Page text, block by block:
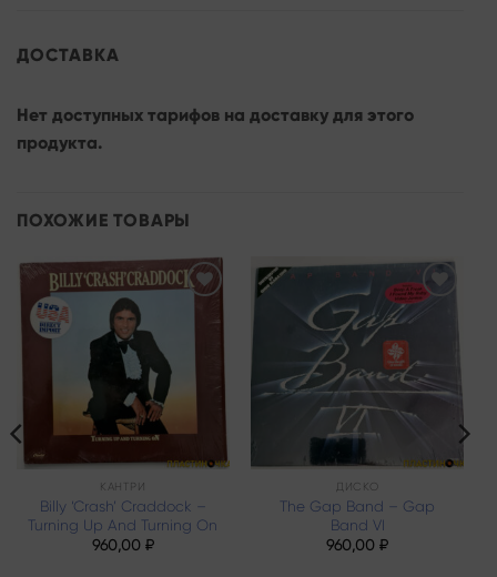
ДОСТАВКА
Нет доступных тарифов на доставку для этого
продукта.
ПОХОЖИЕ ТОВАРЫ
wishlist
КАНТРИ
Billy ‘Crash’ Craddock –
Turning Up And Turning On
960,00 ₽
ДИСКО
The Gap Band – Gap
Band VI
960,00₽